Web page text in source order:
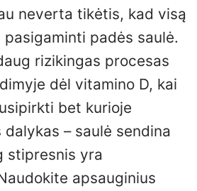
neverta tikėtis, kad visą
pasigaminti padės saulė.
rizikingas procesas
dėl vitamino D, kai
bet kurioje
– saulė sendina
stipresnis yra
apsauginius